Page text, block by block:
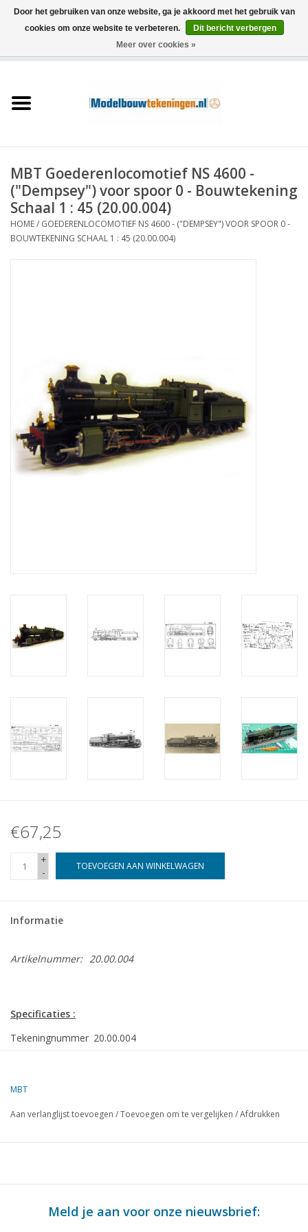
Schepen
Houtbouw
Scenery
Nieuwe tekeningen
NIEUWE TIJDSCHRIFTEN
ABONNEMENT DE
MODELBOUWER
MBT Goederenlocomotief NS 4600 -
("Dempsey") voor spoor 0 - Bouwtekening
Schaal 1 : 45 (20.00.004)
HOME/ GOEDERENLOCOMOTIEF NS 4600 - ("DEMPSEY") VOOR SPOOR 0 -
BOUWTEKENING SCHAAL 1 : 45 (20.00.004)
€67,25
+
-
TOEVOEGEN AAN WINKELWAGEN
Informatie
Artikelnummer: 20.00.004
Specificaties :
Tekeningnummer 20.00.004
Omschrijving
Kwaliteit
volledige bouwtekening; alle onderdelen bemaat
Aantal bladen A0
0
MBT
Aan verlanglijst toevoegen /Toevoegen om te vergelijken /Afdrukken
Meld je aan voor onze nieuwsbrief:
Door het gebruiken van onze website, ga je akkoord met het gebruik van
cookies om onze website te verbeteren.
Dit bericht verbergen
Meer over cookies »